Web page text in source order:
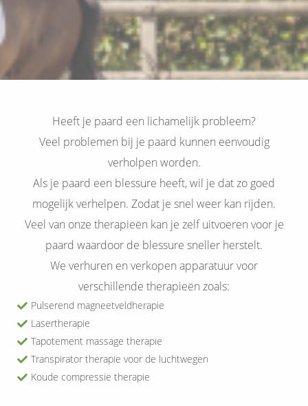
Heeft je paard een lichamelijk probleem?
Veel problemen bij je paard kunnen eenvoudig
verholpen worden.
Als je paard een blessure heeft, wil je dat zo goed
mogelijk verhelpen. Zodat je snel weer kan rijden.
Veel van onze therapieën kan je zelf uitvoeren voor je
paard waardoor de blessure sneller herstelt.
We verhuren en verkopen apparatuur voor
verschillende therapieën zoals:
Pulserend magneetveldherapie
Lasertherapie
Tapotement massage therapie
Transpirator therapie voor de luchtwegen
Koude compressie therapie
kan de
van
op
te
de
Hierdoor
website-